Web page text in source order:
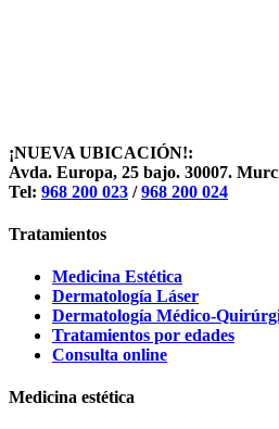
¡NUEVA UBICACIÓN!:
Avda. Europa, 25 bajo. 30007.
Tel: 968 200 023 /968 200 024
Tratamientos
Medicina Estética
Dermatología Láser
Dermatología Médico-
Tratamientos por edades
Consulta online
Medicina estética